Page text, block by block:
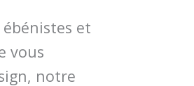
et
vous
notre